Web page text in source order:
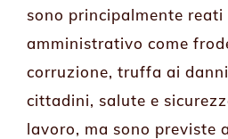
sono principalmente reati
amministrativo come
corruzione, truffa ai
cittadini, salute e
lavoro, ma sono previste